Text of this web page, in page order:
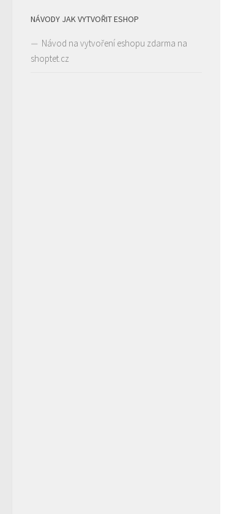
NÁVODY JAK VYTVOŘIT ESHOP
Návod na vytvoření eshopu zdarma na
shoptet.cz